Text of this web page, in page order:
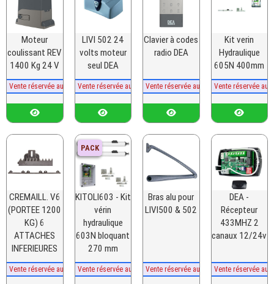
Moteur
coulissant REV
1400 Kg 24 V
Vente réservée aux professionnels
LIVI 502 24
volts moteur
seul DEA
Vente réservée aux professionnels
Clavier à codes
radio DEA
Vente réservée aux professionnels
Kit verin
Hydraulique
605N 400mm
Vente réservée
CREMAILL. V6
(PORTEE 1200
KG) 6
ATTACHES
INFERIEURES
Vente réservée aux professionnels
KITOLI603 - Kit
vérin
hydraulique
603N bloquant
270 mm
PACK
Vente réservée aux professionnels
Bras alu pour
LIVI500 & 502
Vente réservée aux professionnels
DEA -
Récepteur
433MHZ 2
canaux 12/24v
Vente réservée